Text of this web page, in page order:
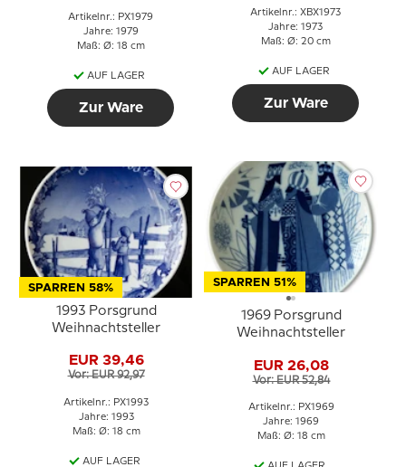
Artikelnr.: PX1979
Jahre: 1979
Maß: Ø: 18 cm
AUF LAGER
Zur Ware
Artikelnr.: XBX1973
Jahre: 1973
Maß: Ø: 20 cm
AUF LAGER
Zur Ware
SPARREN 58%
1993 Porsgrund
Weihnachtsteller
EUR 39,46
Vor: EUR 92,97
Artikelnr.: PX1993
Jahre: 1993
Maß: Ø: 18 cm
AUF LAGER
SPARREN 51%
1969 Porsgrund
Weihnachtsteller
EUR 26,08
Vor: EUR 52,84
Artikelnr.: PX1969
Jahre: 1969
Maß: Ø: 18 cm